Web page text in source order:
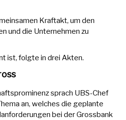
Kraftakt, um den
und die Unternehmen zu
ist, folgte in drei Akten.
sprach UBS-Chef
an, welches die geplante
bei der Grossbank